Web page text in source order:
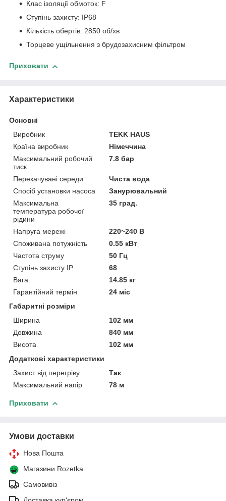
Клас ізоляції обмоток: F
Ступінь захисту: IP68
Кількість обертів: 2850 об/хв
Торцеве ущільнення з брудозахисним фільтром
Приховати
Характеристики
Основні
Виробник
TEKK HAUS
Країна виробник
Німеччина
Максимальний робочий
тиск
7.8 бар
Перекачувані середи
Чиста вода
Спосіб установки насоса
Занурювальний
Максимальна
температура робочої
рідини
35 град.
Напруга мережі
220~240 В
Споживана потужність
0.55 кВт
Частота струму
50 Гц
Ступінь захисту IP
68
Вага
14.85 кг
Гарантійний термін
24 міс
Габаритні розміри
Ширина
102 мм
Довжина
840 мм
Висота
102 мм
Додаткові характеристики
Захист від перегріву
Так
Максимальний напір
78 м
Приховати
Умови доставки
Нова Пошта
Магазини Rozetka
Самовивіз